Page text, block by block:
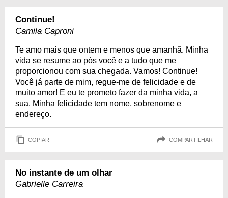
Continue!
Camila Caproni
Te amo mais que ontem e menos que amanhã. Minha
vida se resume ao pós você e a tudo que me
proporcionou com sua chegada. Vamos! Continue!
Você já parte de mim, regue-me de felicidade e de
muito amor! E eu te prometo fazer da minha vida, a
sua. Minha felicidade tem nome, sobrenome e
endereço.
COPIAR COMPARTILHAR
No instante de um olhar
Gabrielle Carreira